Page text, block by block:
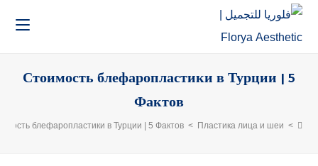
Стоимость блефаропластики в Турции | 5
Фактов
>
Пластика лица и шеи
>
блефаропластики в Турции | 5 Фактов